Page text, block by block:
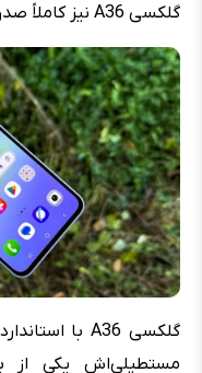
گلکسی A36 نیز کاملاً صدق می‌کند.
مستطیلی‌اش یکی از